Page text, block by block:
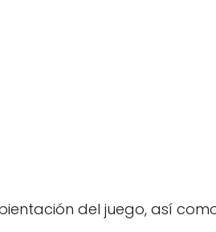
del juego, así